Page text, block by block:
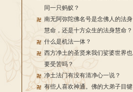
同一只蚂蚁？
南无阿弥陀佛名号是念佛人的法身
慧命，还是十方众生的法身慧命？
什么是机法一体？
西方净土的圣贤来我们娑婆世界也
要受苦吗？
净土法门有没有清净心一说？
有些人喜欢神通。佛的大弟子目犍